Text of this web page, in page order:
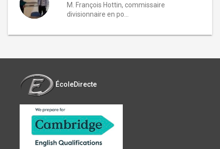
M. François Hottin, commissaire
divisionnaire en po...
ÉcoleDirecte